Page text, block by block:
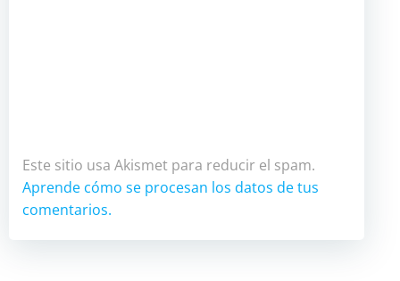
Este sitio usa Akismet para reducir el spam.
Aprende cómo se procesan los datos de tus
comentarios.